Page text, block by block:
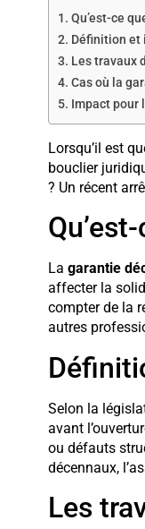
Qu’est-ce
Définition et
Les travaux
Cas où la
Impact pour
Lorsqu’il est
bouclier
? Un récent
La garantie
affecter la
compter de la
autres
Selon la
avant
ou défauts
décennaux,
Les